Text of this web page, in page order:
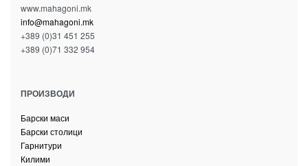
www.mahagoni.mk
info@mahagoni.mk
+389 (0)31 451 255
+389 (0)71 332 954
ПРОИЗВОДИ
Барски маси
Барски столици
Гарнитури
Килими